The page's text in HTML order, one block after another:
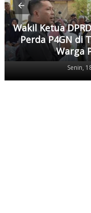
Wakil Ketua
Perda P4GN di
Warga
Senin,